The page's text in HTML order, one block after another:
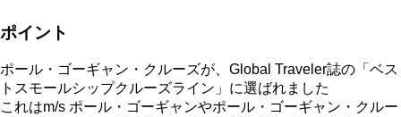
ポイント
ポール・ゴーギャン・クルーズが、Global Traveler誌の「ベス
トスモールシップクルーズライン」に選ばれました
これはm/s ポール・ゴーギャンやポール・ゴーギャン・クルー